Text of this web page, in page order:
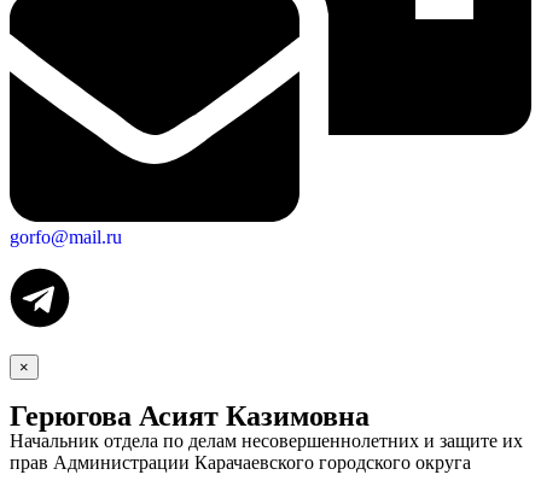
gorfo@mail.ru
×
Герюгова Асият Казимовна
Начальник отдела по делам несовершеннолетних и защите их
прав Администрации Карачаевского городского округа